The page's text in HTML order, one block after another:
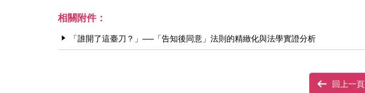
相關附件：
「誰開了這臺刀？」──「告知後同意」法則的精緻化與法學實證分析
回上一頁